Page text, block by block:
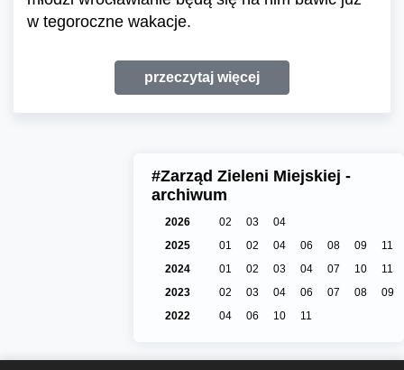
w tegoroczne wakacje.
przeczytaj więcej
#Zarząd Zieleni Miejskiej -
archiwum
2026 02 03
04
2025
01 02 04 06 08 09
11
2024
01 02 03 04 07 10
11
2023
02 03 04 06 07 08
09
2022
04 06 10 11